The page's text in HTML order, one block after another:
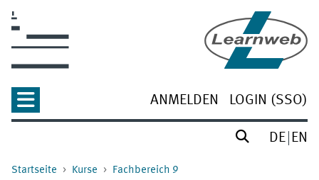
ANMELDEN LOGIN (SSO)
DE EN
Startseite Kurse
Fachbereich 9